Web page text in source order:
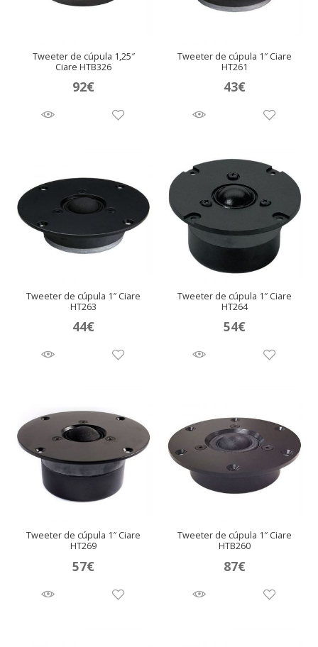
Tweeter de cúpula 1,25″
Ciare HTB326
92€
Tweeter de cúpula 1″ Ciare
HT261
43€
Tweeter de cúpula 1″ Ciare
HT263
44€
Tweeter de cúpula 1″ Ciare
HT264
54€
Tweeter de cúpula 1″ Ciare
HT269
57€
Tweeter de cúpula 1″ Ciare
HTB260
87€